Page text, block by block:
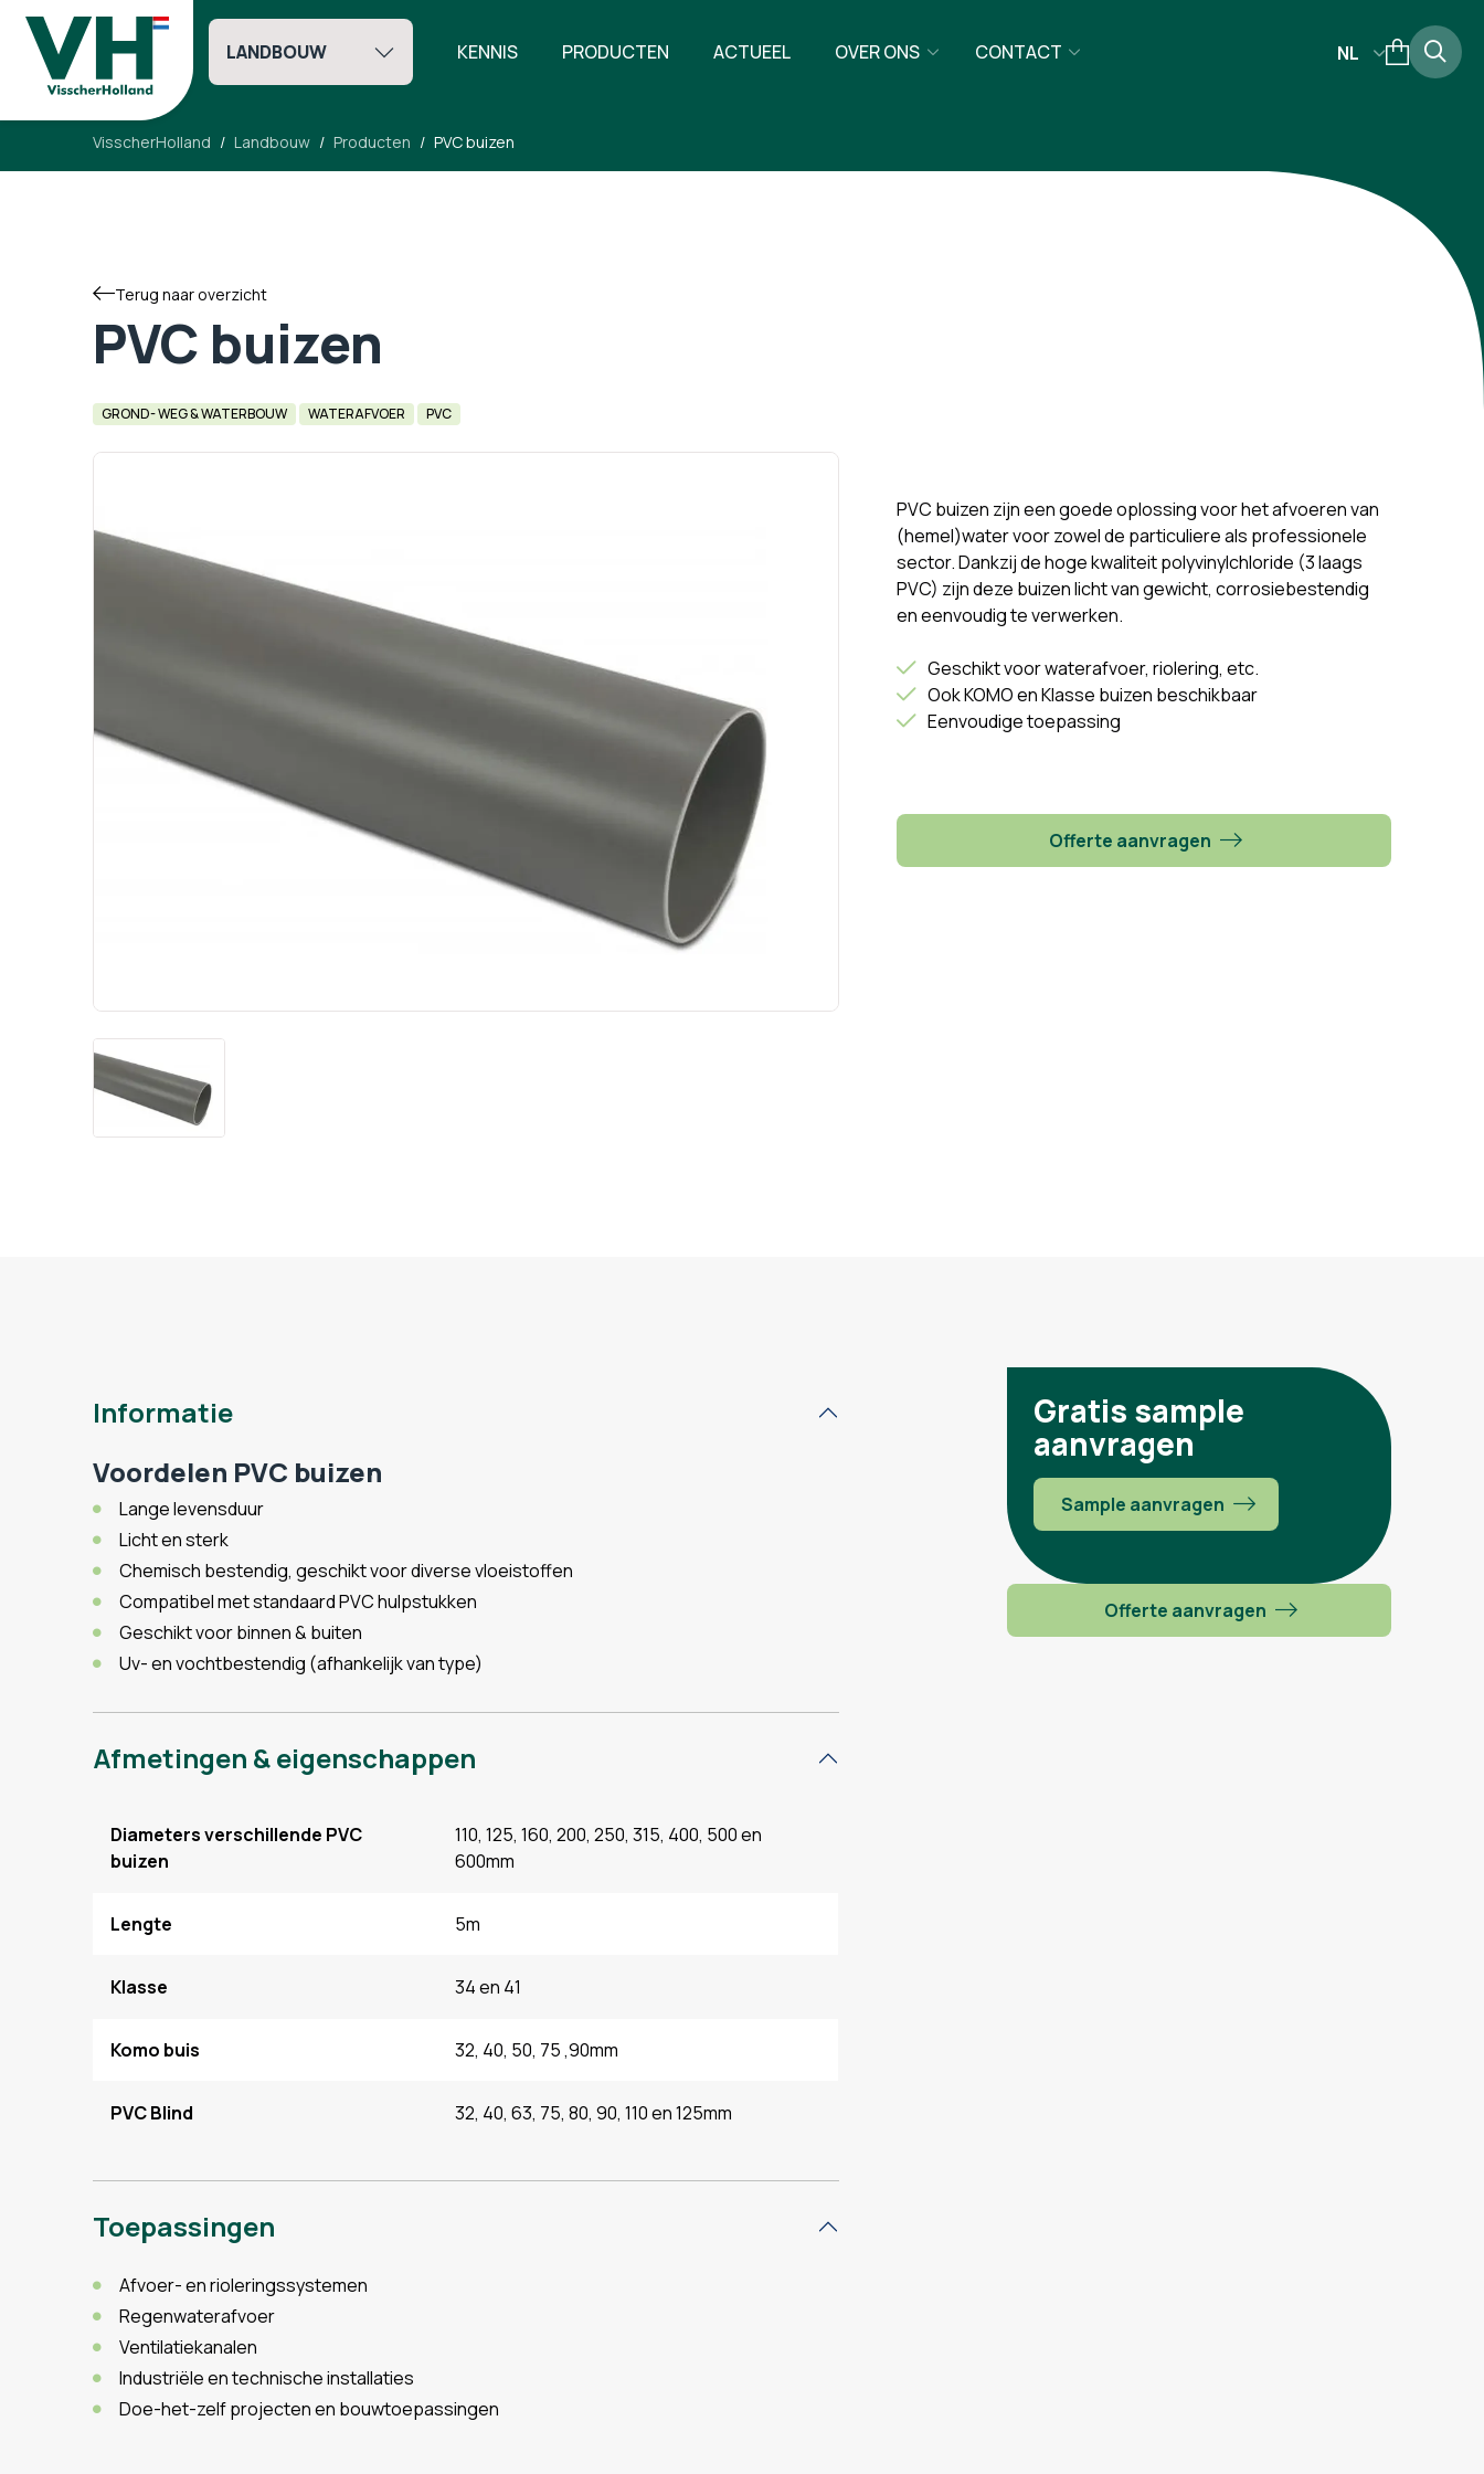
LANDBOUW KENNIS PRODUCTEN ACTUEEL OVER ONS CONTACT NL
VisscherHolland Landbouw Producten PVC buizen
Terug naar overzicht
PVC buizen
GROND- WEG & WATERBOUW WATERAFVOER PVC
PVC buizen zijn een goede oplossing voor het afvoeren van
(hemel)water voor zowel de particuliere als professionele
sector. Dankzij de hoge kwaliteit polyvinylchloride (3 laags
PVC) zijn deze buizen licht van gewicht, corrosiebestendig
en eenvoudig te verwerken.
Geschikt voor waterafvoer, riolering, etc.
Ook KOMO en Klasse buizen beschikbaar
Eenvoudige toepassing
Offerte aanvragen
Informatie
Voordelen PVC buizen
Lange levensduur
Licht en sterk
Chemisch bestendig, geschikt voor diverse vloeistoffen
Compatibel met standaard PVC hulpstukken
Geschikt voor binnen & buiten
Uv- en vochtbestendig (afhankelijk van type)
Afmetingen & eigenschappen
Diameters verschillende PVC
buizen
110, 125, 160, 200, 250, 315, 400, 500 en
600mm
Lengte 5m
Klasse 34 en 41
Komo buis 32, 40, 50, 75 ,90mm
PVC Blind 32, 40, 63, 75, 80, 90, 110 en 125mm
Toepassingen
Afvoer- en rioleringssystemen
Regenwaterafvoer
Ventilatiekanalen
Industriële en technische installaties
Doe-het-zelf projecten en bouwtoepassingen
Gratis sample
aanvragen
Sample aanvragen
Offerte aanvragen